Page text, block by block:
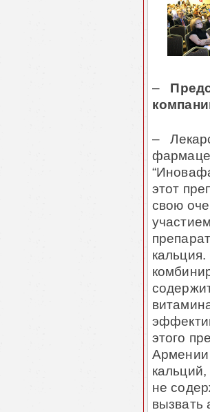
–
–
этот
свою
этого
Армении
не
вызвать